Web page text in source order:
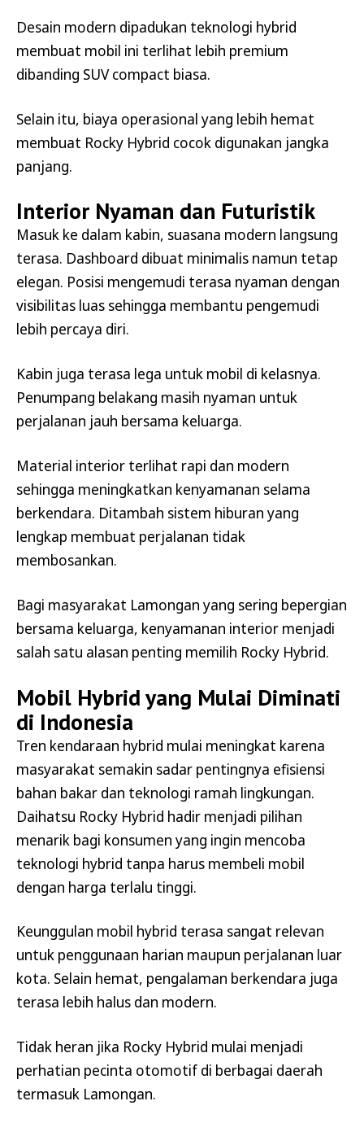
Desain modern dipadukan teknologi hybrid
membuat mobil ini terlihat lebih premium
dibanding SUV compact biasa.
Selain itu, biaya operasional yang lebih hemat
membuat Rocky Hybrid cocok digunakan jangka
panjang.
Interior Nyaman dan Futuristik
Masuk ke dalam kabin, suasana modern langsung
terasa. Dashboard dibuat minimalis namun tetap
elegan. Posisi mengemudi terasa nyaman dengan
visibilitas luas sehingga membantu pengemudi
lebih percaya diri.
Kabin juga terasa lega untuk mobil di kelasnya.
Penumpang belakang masih nyaman untuk
perjalanan jauh bersama keluarga.
Material interior terlihat rapi dan modern
sehingga meningkatkan kenyamanan selama
berkendara. Ditambah sistem hiburan yang
lengkap membuat perjalanan tidak
membosankan.
Bagi masyarakat Lamongan yang sering bepergian
bersama keluarga, kenyamanan interior menjadi
salah satu alasan penting memilih Rocky Hybrid.
Mobil Hybrid yang Mulai Diminati
di Indonesia
Tren kendaraan hybrid mulai meningkat karena
masyarakat semakin sadar pentingnya efisiensi
bahan bakar dan teknologi ramah lingkungan.
Daihatsu Rocky Hybrid hadir menjadi pilihan
menarik bagi konsumen yang ingin mencoba
teknologi hybrid tanpa harus membeli mobil
dengan harga terlalu tinggi.
Keunggulan mobil hybrid terasa sangat relevan
untuk penggunaan harian maupun perjalanan luar
kota. Selain hemat, pengalaman berkendara juga
terasa lebih halus dan modern.
Tidak heran jika Rocky Hybrid mulai menjadi
perhatian pecinta otomotif di berbagai daerah
termasuk Lamongan.